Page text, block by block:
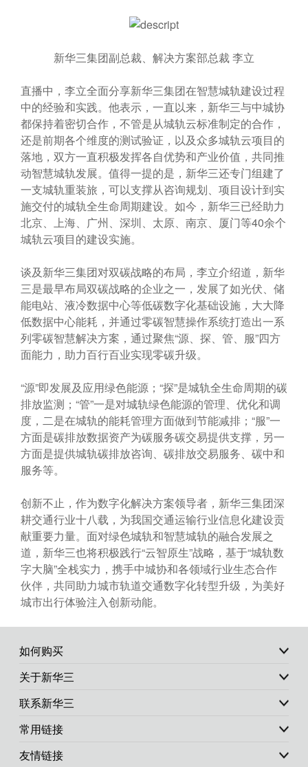
新华三集团副总裁、解决方案部总裁 李立
直播中，李立全面分享新华三集团在智慧城轨建设过程
中的经验和实践。他表示，一直以来，新华三与中城协
都保持着密切合作，不管是从城轨云标准制定的合作，
还是前期各个维度的测试验证，以及众多城轨云项目的
落地，双方一直积极发挥各自优势和产业价值，共同推
动智慧城轨发展。值得一提的是，新华三还专门组建了
一支城轨重装旅，可以支撑从咨询规划、项目设计到实
施交付的城轨全生命周期建设。如今，新华三已经助力
北京、上海、广州、深圳、太原、南京、厦门等40余个
城轨云项目的建设实施。
谈及新华三集团对双碳战略的布局，李立介绍道，新华
三是最早布局双碳战略的企业之一，发展了如光伏、储
能电站、液冷数据中心等低碳数字化基础设施，大大降
低数据中心能耗，并通过零碳智慧操作系统打造出一系
列零碳智慧解决方案，通过聚焦“源、探、管、服”四方
面能力，助力百行百业实现零碳升级。
“源”即发展及应用绿色能源；“探”是城轨全生命周期的碳
排放监测；“管”一是对城轨绿色能源的管理、优化和调
度，二是在城轨的能耗管理方面做到节能减排；“服”一
方面是碳排放数据资产为碳服务碳交易提供支撑，另一
方面是提供城轨碳排放咨询、碳排放交易服务、碳中和
服务等。
创新不止，作为数字化解决方案领导者，新华三集团深
耕交通行业十八载，为我国交通运输行业信息化建设贡
献重要力量。面对绿色城轨和智慧城轨的融合发展之
道，新华三也将积极践行“云智原生”战略，基于“城轨数
字大脑”全栈实力，携手中城协和各领域行业生态合作
伙伴，共同助力城市轨道交通数字化转型升级，为美好
城市出行体验注入创新动能。
如何购买
关于新华三
联系新华三
常用链接
友情链接